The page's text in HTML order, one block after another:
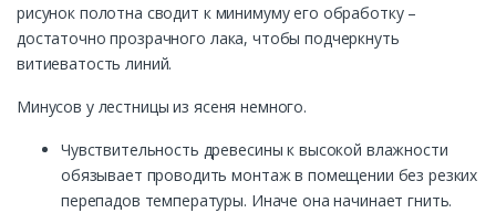
рисунок полотна сводит к минимуму его обработку –
достаточно прозрачного лака, чтобы подчеркнуть
витиеватость линий.
Минусов у лестницы из ясеня немного.
Чувствительность древесины к высокой влажности
обязывает проводить монтаж в помещении без резких
перепадов температуры. Иначе она начинает гнить.